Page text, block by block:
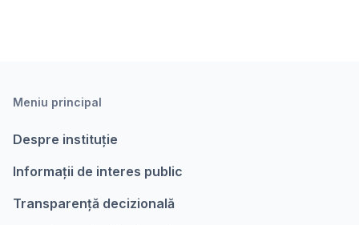
Meniu principal
Despre instituție
Informații de interes public
Transparență decizională